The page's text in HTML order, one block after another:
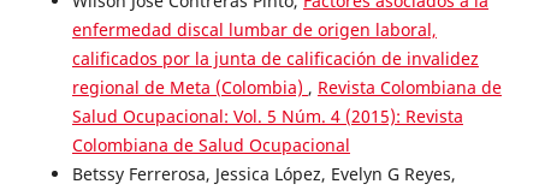
enfermedad discal lumbar de origen laboral,
calificados por la junta de calificación de invalidez
regional de Meta (Colombia) , Revista Colombiana de
Salud Ocupacional: Vol. 5 Núm. 4 (2015): Revista
Colombiana de Salud Ocupacional
Betssy Ferrerosa, Jessica López, Evelyn G Reyes,